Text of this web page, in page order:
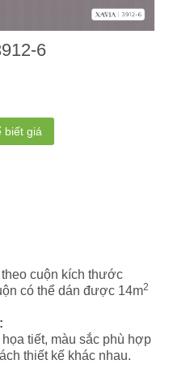
6
biết giá
cuộn kích thước
có thể dán được 14m2
tiết, màu sắc phù hợp
thiết kế khác nhau.